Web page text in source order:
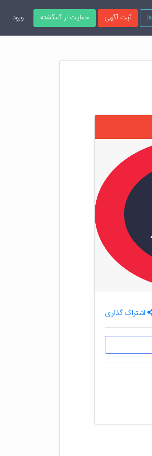
ثبت آگهی حمایت از گمگشته ورود
اشتراک گذاری